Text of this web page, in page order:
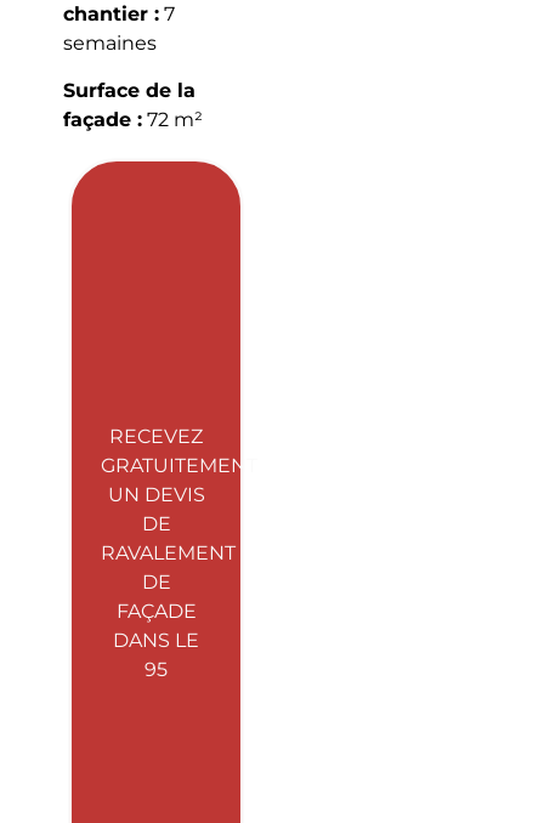
chantier :7
semaines
Surface de la
façade :72 m²
RECEVEZ
GRATUITEMENT
UN DEVIS
DE
RAVALEMENT
DE
FAÇADE
DANS LE
95